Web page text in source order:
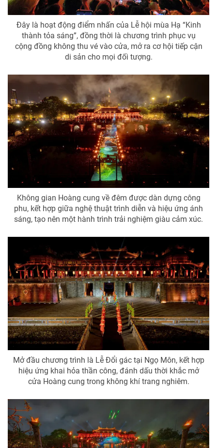
Photo Infographic
Video Shorts video
VTV Money VTV Thể thao
VTV Sức khoẻ Bất động sản
Thị trường 24h Tấm lòng Việt
VTV4 Vươn mình bằng AI
VTV9 VTV8
Liên hệ tòa soạn English
THỜI BÁO VTV
Theo dõi báo trên
Cơ quan chủ quản:Đài Truyền hình Việt Nam
Cơ quan báo chí:Thời báo VTV
Giấy phép hoạt động báo in và báo điện tử số 483/GP-BTTTT
cấp ngày 29/12/2023
Phó Tổng Biên tập:
Nguyễn Trọng Ninh
Tổng đài VTV:
024.38 355 931 - 024.38 355 932
Ðiện thoại Thời báo VTV:024.66 897 897
Đây là hoạt động điểm nhấn của Lễ hội mùa Hạ “Kinh
thành tỏa sáng”, đồng thời là chương trình phục vụ
cộng đồng không thu vé vào cửa, mở ra cơ hội tiếp cận
di sản cho mọi đối tượng.
Không gian Hoàng cung về đêm được dàn dựng công
phu, kết hợp giữa nghệ thuật trình diễn và hiệu ứng ánh
sáng, tạo nên một hành trình trải nghiệm giàu cảm xúc.
Mở đầu chương trình là Lễ Đổi gác tại Ngọ Môn, kết hợp
hiệu ứng khai hỏa thần công, đánh dấu thời khắc mở
cửa Hoàng cung trong không khí trang nghiêm.